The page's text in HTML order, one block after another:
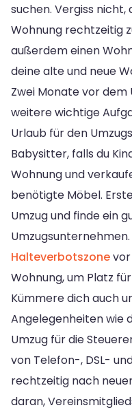
suchen. Vergiss
Wohnung rechtzeitig
außerdem einen
deine alte und neue
Zwei Monate vor dem
weitere wichtige
Urlaub für den
Babysitter, falls du
Wohnung und
benötigte Möbel.
Umzug und finde ein
Halteverbotszone
Wohnung, um Platz
Kümmere dich auch
Angelegenheiten wie
Umzug für die
von Telefon-, DSL-
rechtzeitig nach
daran,